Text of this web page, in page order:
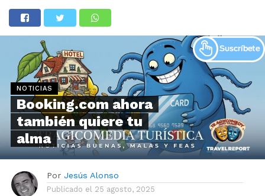
NOTICIAS
Booking.com ahora
también quiere tu
alma
Por Jesús Alonso
Publicado el 25 agosto, 2025